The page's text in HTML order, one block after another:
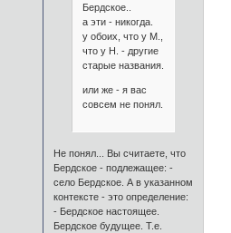
Бердское..
а эти - никогда.
у обоих, что у М.,
что у Н. - другие
старые названия.
или же - я вас
совсем не понял.
Не понял... Вы считаете, что
Бердское - подлежащее: -
село Бердское. А в указанном
контексте - это определение:
- Бердское настоящее.
Бердское будущее. Т.е.